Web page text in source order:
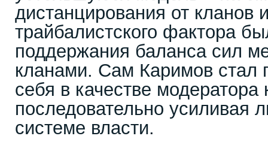
дистанцирования от кланов
трайбалистского фактора
поддержания баланса сил
кланами. Сам Каримов стал
себя в качестве модератора
последовательно усиливая
системе власти.